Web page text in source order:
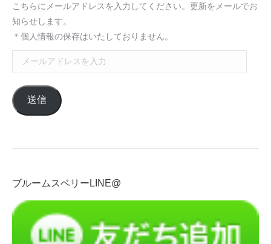
こちらにメールアドレスを入力してください。更新をメールでお
知らせします。
＊個人情報の保存はいたしておりません。
ー
ル
ア
ス
入
送信
ブルームスベリーLINE@